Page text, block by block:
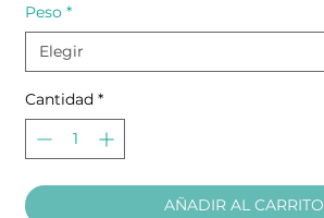
Peso *
Cantidad *
AÑADIR AL CARRITO